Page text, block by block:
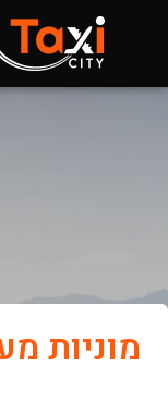
מוניות